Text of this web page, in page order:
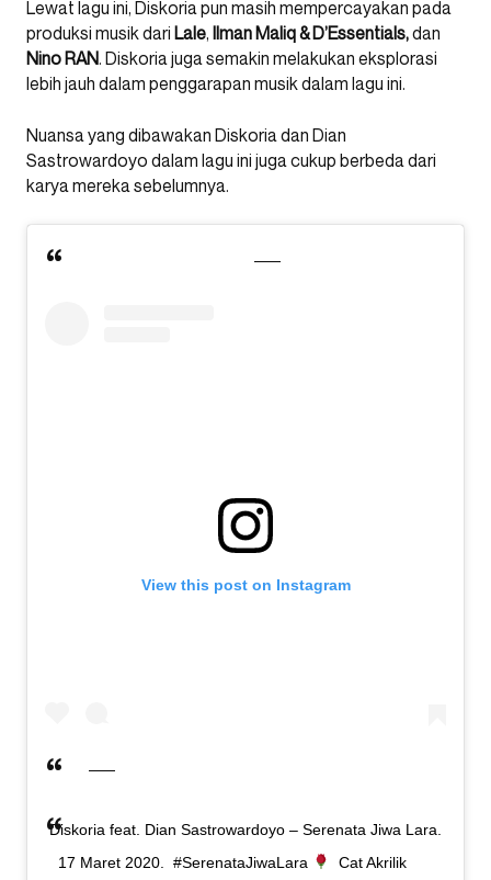
Lewat lagu ini, Diskoria pun masih mempercayakan pada
produksi musik dari Lale, Ilman Maliq & D’Essentials,dan
Nino RAN. Diskoria juga semakin melakukan eksplorasi
lebih jauh dalam penggarapan musik dalam lagu ini.
Nuansa yang dibawakan Diskoria dan Dian
Sastrowardoyo dalam lagu ini juga cukup berbeda dari
karya mereka sebelumnya.
View this post on Instagram
Diskoria feat. Dian Sastrowardoyo – Serenata Jiwa Lara.
⁣ ⁣ 17 Maret 2020.⁣ ⁣ #SerenataJiwaLara
⁣ ⁣ Cat Akrilik